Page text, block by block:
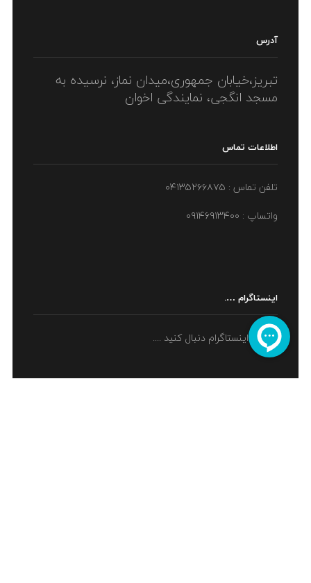
تیریک گفته و سال پر از خیر و برک برای همگان ارزومند است. بازرگانی
میثم در نظر دارد
آدرس
تبریز،خیابان جمهوری،میدان نماز، نرسیده به
مسجد انگجی، نمایندگی اخوان
اطلاعات تماس
تلفن تماس : ۰۴۱۳۵۲۶۶۸۷۵
واتساپ : ۰۹۱۴۶۹۱۳۴۰۰
اینستاگرام ….
ما را در اینستاگرام دنبال کنید ....